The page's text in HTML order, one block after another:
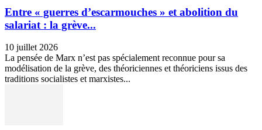
Entre « guerres d’escarmouches » et abolition du
salariat : la grève...
10 juillet 2026
La pensée de Marx n’est pas spécialement reconnue pour sa
modélisation de la grève, des théoriciennes et théoriciens issus des
traditions socialistes et marxistes...